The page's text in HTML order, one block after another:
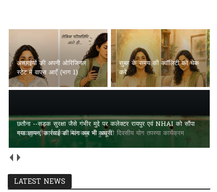
सुबह के समय की क्वॉलिटी को चेक
करें
ब्रह्माकुमारीज़ सरकंडा बिलासपुर में
हुआ दो दिवसीय योग तपस्या
कार्यक्रम
छतौना --सड़क सुरक्षा जैसे गंभीर मुद्दे पर कलेक्टर रायपुर एवं NHAI को सौंपा
गया ज्ञापन, कार्रवाई की मांग अब भी अधूरी
LATEST NEWS